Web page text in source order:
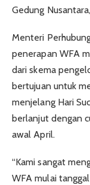
Gedung
Menteri
penerapan WFA
dari skema
bertujuan untuk
menjelang Hari
berlanjut dengan
awal April.
“Kami sangat
WFA mulai